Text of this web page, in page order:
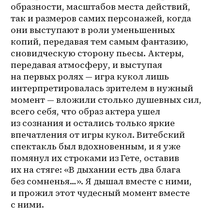
образности, масштабов места действий,
так и размеров самих персонажей, когда
они выступают в роли уменьшенных
копий, передавая тем самым фантазию,
сновидческую сторону пьесы. Актеры,
передавая атмосферу, и выступая
на первых ролях — игра кукол лишь
интерпретировалась зрителем в нужный
момент — вложили столько душевных сил,
всего себя, что образ актера ушел
из сознания и остались только яркие
впечатления от игры кукол. Витебский
спектакль был вдохновенным, и я уже
помянул их строками из Гете, оставив
их на стяге: «В дыхании есть два блага
без сомненья…». Я дышал вместе с ними,
и прожил этот чудесный момент вместе
с ними.